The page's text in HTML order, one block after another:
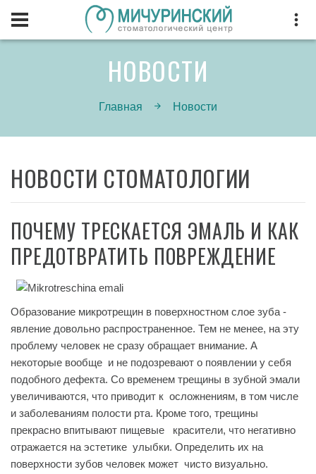
НОВОСТИ
Главная Новости
НОВОСТИ СТОМАТОЛОГИИ
ПОЧЕМУ ТРЕСКАЕТСЯ ЭМАЛЬ И КАК
ПРЕДОТВРАТИТЬ ПОВРЕЖДЕНИЕ
Образование микротрещин в поверхностном слое зуба -
явление довольно распространенное. Тем не менее, на эту
проблему человек не сразу обращает внимание. А
некоторые вообще и не подозревают о появлении у себя
подобного дефекта. Со временем трещины в зубной эмали
увеличиваются, что приводит к осложнениям, в том числе
и заболеваниям полости рта. Кроме того, трещины
прекрасно впитывают пищевые красители, что негативно
отражается на эстетике улыбки. Определить их на
поверхности зубов человек может чисто визуально.